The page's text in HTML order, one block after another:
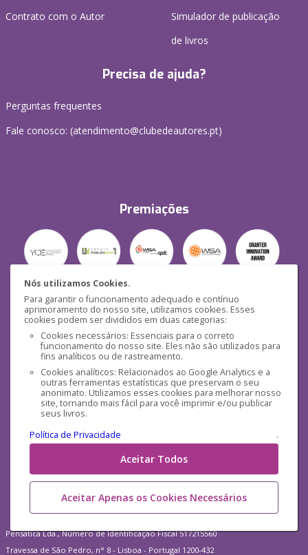
Nós utilizamos Cookies.
Para garantir o funcionamento adequado e contínuo
aprimoramento do nosso site, utilizamos cookies. Esses
cookies podem ser divididos em duas categorias:
Cookies necessários: Essenciais para o correto
funcionamento do nosso site. Eles não são utilizados para
fins analíticos ou de rastreamento.
Cookies analíticos: Relacionados ao Google Analytics e a
outras ferramentas estatísticas que preservam o seu
anonimato. Utilizamos esses cookies para melhorar nosso
site, tornando mais fácil para você imprimir e/ou publicar
seus livros.
Política de Privacidade
.
Aceitar Todos
Aceitar Apenas os Cookies Necessários
Contrato com o Autor
Simulador de publicação
de livros
Precisa de ajuda?
Perguntas frequentes
Fale conosco: (atendimento@clubedeautores.pt)
Premiações
Segurança
Mídias Sociais
Pensática Lda., Número de Identificação Fiscal 517215560
Travessa de São Pedro, n° 8 - Lisboa - Portugal 1200-432